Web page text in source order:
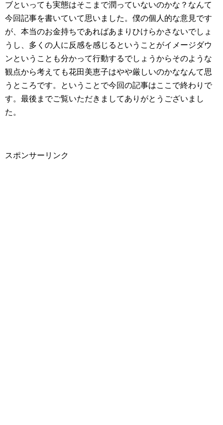
ブといっても実態はそこまで潤っていないのかな？なんて
今回記事を書いていて思いました。僕の個人的な意見です
が、本当のお金持ちであればあまりひけらかさないでしょ
うし、多くの人に反感を感じるということがイメージダウ
ンということも分かって行動するでしょうからそのような
観点から考えても花田美恵子はやや厳しいのかななんて思
うところです。ということで今回の記事はここで終わりで
す。最後までご覧いただきましてありがとうございまし
た。
スポンサーリンク